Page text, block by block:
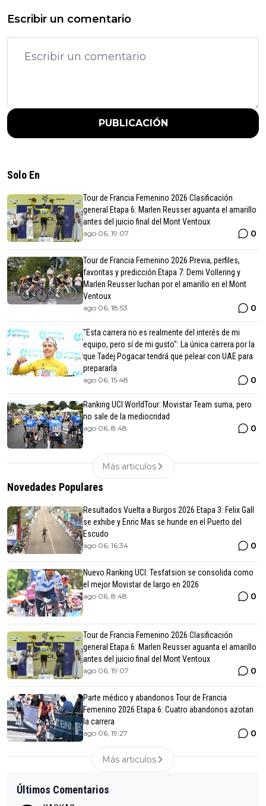
Escribir un comentario
PUBLICACIÓN
Solo En
Tour de Francia Femenino 2026 Clasificación
general Etapa 6: Marlen Reusser aguanta el amarillo
antes del juicio final del Mont Ventoux
ago 06, 19:07 0
Tour de Francia Femenino 2026 Previa, perfiles,
favoritas y predicción Etapa 7: Demi Vollering y
Marlen Reusser luchan por el amarillo en el Mont
Ventoux
ago 06, 18:53 0
"Esta carrera no es realmente del interés de mi
equipo, pero sí de mi gusto": La única carrera por la
que Tadej Pogacar tendrá que pelear con UAE para
prepararla
ago 06, 15:48 0
Ranking UCI WorldTour: Movistar Team suma, pero
no sale de la mediocridad
ago 06, 8:48 0
Más articulos
Novedades Populares
Resultados Vuelta a Burgos 2026 Etapa 3: Felix Gall
se exhibe y Enric Mas se hunde en el Puerto del
Escudo
ago 06, 16:34 0
Nuevo Ranking UCI: Tesfatsion se consolida como
el mejor Movistar de largo en 2026
ago 06, 8:48 0
Tour de Francia Femenino 2026 Clasificación
general Etapa 6: Marlen Reusser aguanta el amarillo
antes del juicio final del Mont Ventoux
ago 06, 19:07 0
Parte médico y abandonos Tour de Francia
Femenino 2026 Etapa 6: Cuatro abandonos azotan
la carrera
ago 06, 19:27 0
Más articulos
Últimos Comentarios